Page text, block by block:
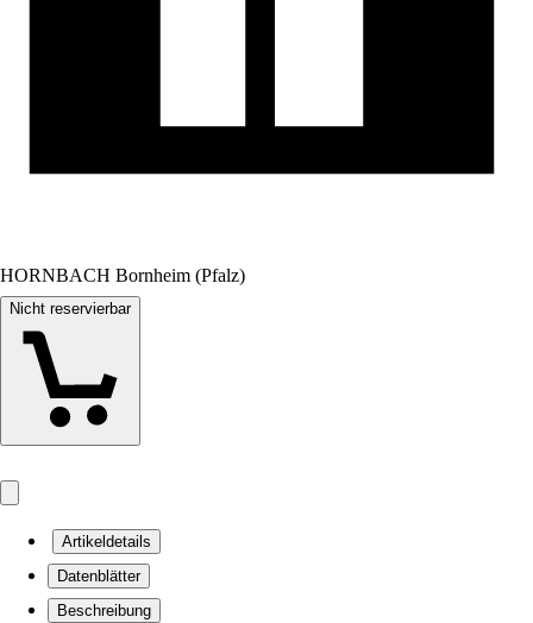
HORNBACH Bornheim (Pfalz)
Nicht reservierbar
Artikeldetails
Datenblätter
Beschreibung